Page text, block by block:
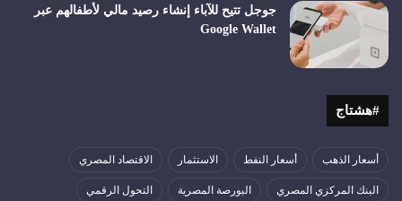
جوجل تتيح للآباء إنشاء رصيد مالي لأطفالهم عبر
Google Wallet
#هشتاج
أسعار الذهب أسعار النفط الاستثمار الاقتصاد المصري
البنك المركزي المصري البورصة المصرية التحول الرقمي